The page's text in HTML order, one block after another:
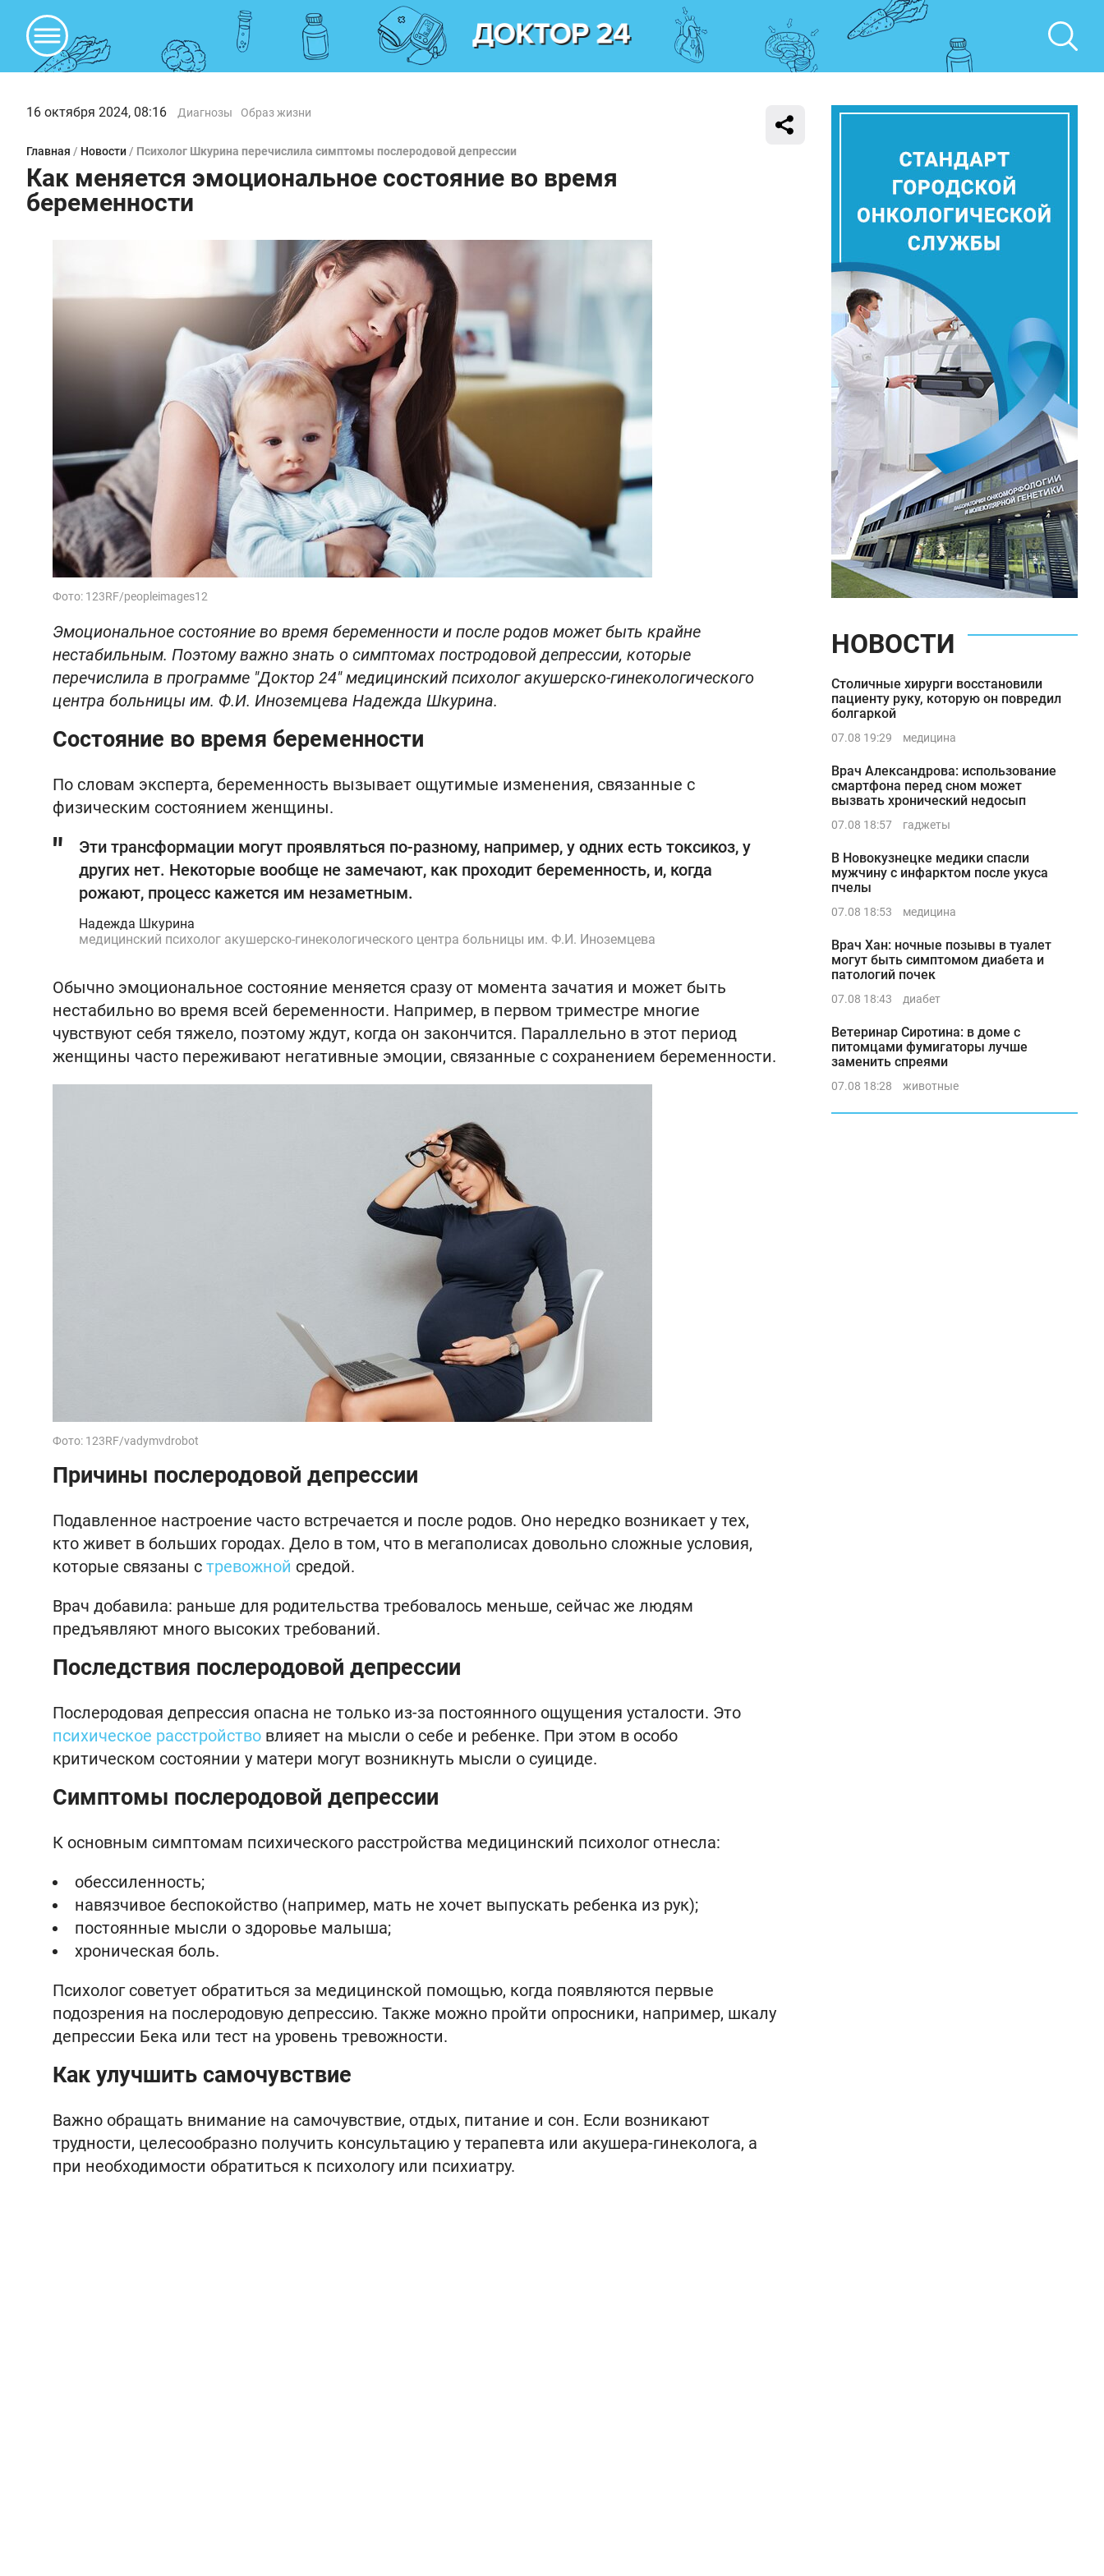
16 октября 2024, 08:16 Диагнозы Образ жизни
Главная / Новости / Психолог Шкурина перечислила симптомы послеродовой депрессии
Как меняется эмоциональное состояние во время
беременности
Фото: 123RF/peopleimages12
Эмоциональное состояние во время беременности и после родов может быть крайне
нестабильным. Поэтому важно знать о симптомах постродовой депрессии, которые
перечислила в программе "Доктор 24" медицинский психолог акушерско-гинекологического
центра больницы им. Ф.И. Иноземцева Надежда Шкурина.
Состояние во время беременности
По словам эксперта, беременность вызывает ощутимые изменения, связанные с
физическим состоянием женщины.
Эти трансформации могут проявляться по-разному, например, у одних есть токсикоз, у
других нет. Некоторые вообще не замечают, как проходит беременность, и, когда
рожают, процесс кажется им незаметным.
Надежда Шкурина
медицинский психолог акушерско-гинекологического центра больницы им. Ф.И. Иноземцева
Обычно эмоциональное состояние меняется сразу от момента зачатия и может быть
нестабильно во время всей беременности. Например, в первом триместре многие
чувствуют себя тяжело, поэтому ждут, когда он закончится. Параллельно в этот период
женщины часто переживают негативные эмоции, связанные с сохранением беременности.
Фото: 123RF/vadymvdrobot
Причины послеродовой депрессии
Подавленное настроение часто встречается и после родов. Оно нередко возникает у тех,
кто живет в больших городах. Дело в том, что в мегаполисах довольно сложные условия,
которые связаны с тревожной средой.
Врач добавила: раньше для родительства требовалось меньше, сейчас же людям
предъявляют много высоких требований.
Последствия послеродовой депрессии
Послеродовая депрессия опасна не только из-за постоянного ощущения усталости. Это
психическое расстройство влияет на мысли о себе и ребенке. При этом в особо
критическом состоянии у матери могут возникнуть мысли о суициде.
Симптомы послеродовой депрессии
К основным симптомам психического расстройства медицинский психолог отнесла:
обессиленность;
навязчивое беспокойство (например, мать не хочет выпускать ребенка из рук);
постоянные мысли о здоровье малыша;
хроническая боль.
Психолог советует обратиться за медицинской помощью, когда появляются первые
подозрения на послеродовую депрессию. Также можно пройти опросники, например, шкалу
депрессии Бека или тест на уровень тревожности.
Как улучшить самочувствие
Важно обращать внимание на самочувствие, отдых, питание и сон. Если возникают
трудности, целесообразно получить консультацию у терапевта или акушера-гинеколога, а
при необходимости обратиться к психологу или психиатру.
НОВОСТИ
Столичные хирурги восстановили
пациенту руку, которую он повредил
болгаркой
07.08 19:29 медицина
Врач Александрова: использование
смартфона перед сном может
вызвать хронический недосып
07.08 18:57 гаджеты
В Новокузнецке медики спасли
мужчину с инфарктом после укуса
пчелы
07.08 18:53 медицина
Врач Хан: ночные позывы в туалет
могут быть симптомом диабета и
патологий почек
07.08 18:43 диабет
Ветеринар Сиротина: в доме с
питомцами фумигаторы лучше
заменить спреями
07.08 18:28 животные